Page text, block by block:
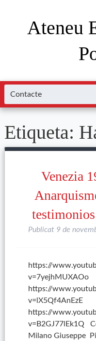
Ateneu
Etiqueta:
Venezia
Publicat 9 de
https://
v=7yejhMUXAOo
https://
v=lX5Qf4AnEzE
https://
v=B2GJ77lEk1Q
Milano Giuseppe